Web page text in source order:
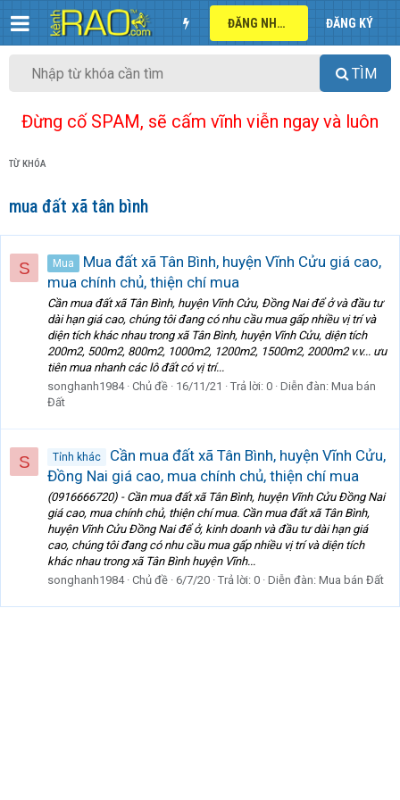
ĐĂNG NHẬP ĐĂNG KÝ
TÌM
Đừng cố SPAM, sẽ cấm vĩnh viễn ngay và luôn
TỪ KHÓA
mua đất xã tân bình
S Mua
Mua đất xã Tân Bình, huyện Vĩnh Cửu giá cao,
mua chính chủ, thiện chí mua
Cần mua đất xã Tân Bình, huyện Vĩnh Cửu, Đồng Nai để ở và đầu tư
dài hạn giá cao, chúng tôi đang có nhu cầu mua gấp nhiều vị trí và
diện tích khác nhau trong xã Tân Bình, huyện Vĩnh Cửu, diện tích
200m2, 500m2, 800m2, 1000m2, 1200m2, 1500m2, 2000m2 v.v... ưu
tiên mua nhanh các lô đất có vị trí...
songhanh1984 Chủ đề 16/11/21 Trả lời: 0 Diễn đàn: Mua bán
Đất
S Tỉnh khác
Cần mua đất xã Tân Bình, huyện Vĩnh Cửu,
Đồng Nai giá cao, mua chính chủ, thiện chí mua
(0916666720) - Cần mua đất xã Tân Bình, huyện Vĩnh Cửu Đồng Nai
giá cao, mua chính chủ, thiện chí mua. Cần mua đất xã Tân Bình,
huyện Vĩnh Cửu Đồng Nai để ở, kinh doanh và đầu tư dài hạn giá
cao, chúng tôi đang có nhu cầu mua gấp nhiều vị trí và diện tích
khác nhau trong xã Tân Bình huyện Vĩnh...
songhanh1984 Chủ đề 6/7/20 Trả lời: 0 Diễn đàn: Mua bán Đất